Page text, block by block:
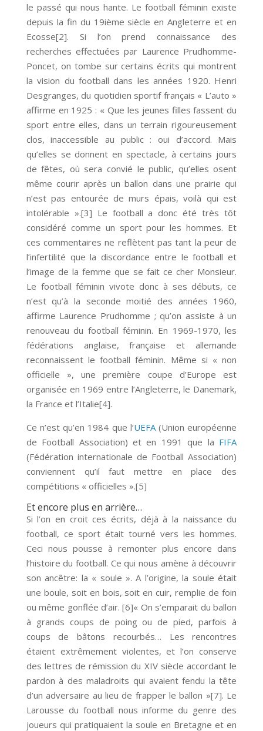
le passé qui nous hante. Le football féminin existe
depuis la fin du 19ième siècle en Angleterre et en
Ecosse[2]. Si l’on prend connaissance des
recherches effectuées par Laurence Prudhomme-
Poncet, on tombe sur certains écrits qui montrent
la vision du football dans les années 1920. Henri
Desgranges, du quotidien sportif français « L’auto »
affirme en 1925 : « Que les jeunes filles fassent du
sport entre elles, dans un terrain rigoureusement
clos, inaccessible au public : oui d’accord. Mais
qu’elles se donnent en spectacle, à certains jours
de fêtes, où sera convié le public, qu’elles osent
même courir après un ballon dans une prairie qui
n’est pas entourée de murs épais, voilà qui est
intolérable ».[3] Le football a donc été très tôt
considéré comme un sport pour les hommes. Et
ces commentaires ne reflètent pas tant la peur de
l’infertilité que la discordance entre le football et
l’image de la femme que se fait ce cher Monsieur.
Le football féminin vivote donc à ses débuts, ce
n’est qu’à la seconde moitié des années 1960,
affirme Laurence Prudhomme ; qu’on assiste à un
renouveau du football féminin. En 1969-1970, les
fédérations anglaise, française et allemande
reconnaissent le football féminin. Même si « non
officielle », une première coupe d’Europe est
organisée en 1969 entre l’Angleterre, le Danemark,
la France et l’Italie[4].
Ce n’est qu’en 1984 que l’UEFA(Union européenne
de Football Association) et en 1991 que la FIFA
(Fédération internationale de Football Association)
conviennent qu’il faut mettre en place des
compétitions « officielles ».[5]
Et encore plus en arrière…
Si l’on en croit ces écrits, déjà à la naissance du
football, ce sport était tourné vers les hommes.
Ceci nous pousse à remonter plus encore dans
l’histoire du football. Ce qui nous amène à découvrir
son ancêtre: la « soule ». A l’origine, la soule était
une boule, soit en bois, soit en cuir, remplie de foin
ou même gonflée d’air. [6]« On s’emparait du ballon
à grands coups de poing ou de pied, parfois à
coups de bâtons recourbés… Les rencontres
étaient extrêmement violentes, et l’on conserve
des lettres de rémission du XIV siècle accordant le
pardon à des maladroits qui avaient fendu la tête
d’un adversaire au lieu de frapper le ballon »[7]. Le
Larousse du football nous informe du genre des
joueurs qui pratiquaient la soule en Bretagne et en